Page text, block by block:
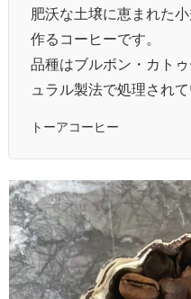
肥沃な土壌に恵まれた
作るコーヒーです。
品種はブルボン・カト
ュラル製法で処理されて
トーアコーヒー